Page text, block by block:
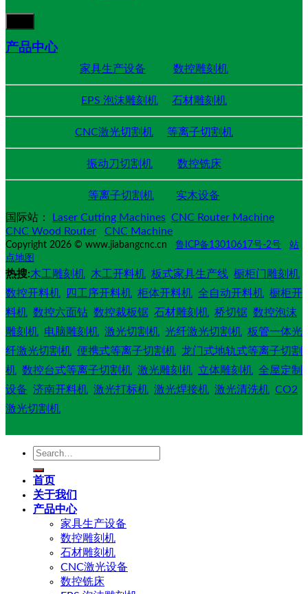
产品中心
家具生产设备 数控雕刻机
EPS 泡沫雕刻机 石材雕刻机
CNC激光切割机 等离子切割机
振动刀切割机 数控铣床
等离子切割机
实木设备
国际站：
Laser Cutting Machines CNC Router Machine
CNC Wood Router
CNC Machine
Copyright 2026 © www.jiabangcnc.cn 鲁ICP备13010617号-2号
站
点地图
热搜:木工雕刻机 木工开料机 板式家具生产线 橱柜门雕刻机
数控开料机
四工序开料机 柜体开料机 全自动开料机 橱柜开
料机 数控六面钻 数控裁板锯 石材雕刻机 桥切锯 数控泡沫
雕刻机 电脑雕刻机 激光切割机 光纤激光切割机 板管一体光
纤激光切割机 便携式等离子切割机 龙门式地轨式等离子切割
机 数控台式等离子切割机 激光雕刻机 立体雕刻机 全屋定制
设备 济南开料机 激光打标机 激光焊接机 激光清洗机 CO2
激光切割机
Search
首页
关于我们
产品中心
家具生产设备
数控雕刻机
石材雕刻机
CNC激光设备
数控铣床